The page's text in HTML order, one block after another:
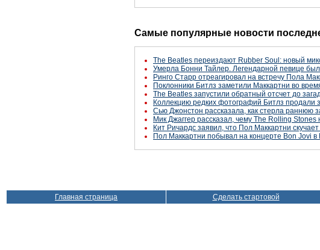
Самые популярные новости
The Beatles переиздают Rubber Soul: новый
Умерла Бонни Тайлер. Легендарной певице
Ринго Старр отреагировал на встречу Пола
Поклонники Битлз заметили Маккартни во
The Beatles запустили обратный отсчет до
Коллекцию редких фотографий Битлз продали
Сью Джонстон рассказала, как стерла раннюю
Мик Джаггер рассказал, чему The Rolling Stones
Кит Ричардс заявил, что Пол Маккартни
Пол Маккартни побывал на концерте Bon Jovi
Главная страница Сделать стартовой